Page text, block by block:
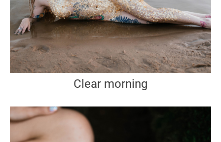
Clear morning